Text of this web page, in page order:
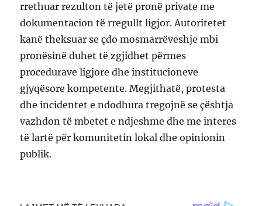
rrethuar rezulton të jetë pronë private me
dokumentacion të rregullt ligjor. Autoritetet
kanë theksuar se çdo mosmarrëveshje mbi
pronësinë duhet të zgjidhet përmes
procedurave ligjore dhe institucioneve
gjyqësore kompetente. Megjithatë, protesta
dhe incidentet e ndodhura tregojnë se çështja
vazhdon të mbetet e ndjeshme dhe me interes
të lartë për komunitetin lokal dhe opinionin
publik.